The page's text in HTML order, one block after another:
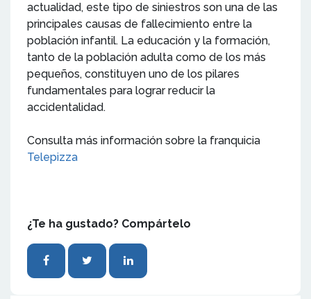
actualidad, este tipo de siniestros son una de las
principales causas de fallecimiento entre la
población infantil. La educación y la formación,
tanto de la población adulta como de los más
pequeños, constituyen uno de los pilares
fundamentales para lograr reducir la
accidentalidad.
Consulta más información sobre la franquicia
Telepizza
¿Te ha gustado? Compártelo